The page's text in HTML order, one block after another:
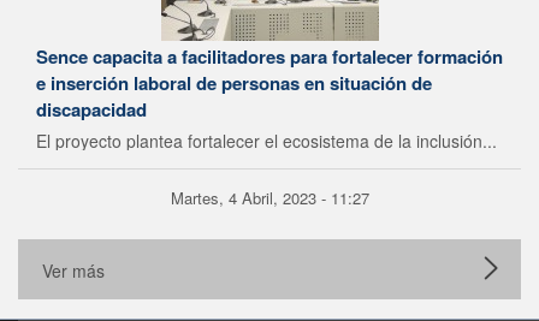
Sence capacita a facilitadores para fortalecer formación
e inserción laboral de personas en situación de
discapacidad
El proyecto plantea fortalecer el ecosistema de la inclusión...
Martes, 4 Abril, 2023 - 11:27
Ver más